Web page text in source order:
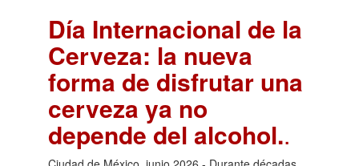
Día Internacional de la
Cerveza: la nueva
forma de disfrutar una
cerveza ya no
depende del alcohol..